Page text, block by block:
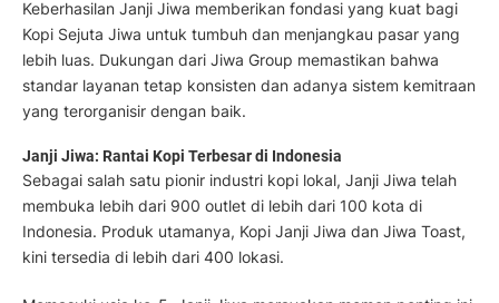
Keberhasilan Janji Jiwa memberikan fondasi yang kuat bagi
Kopi Sejuta Jiwa untuk tumbuh dan menjangkau pasar yang
lebih luas. Dukungan dari Jiwa Group memastikan bahwa
standar layanan tetap konsisten dan adanya sistem kemitraan
yang terorganisir dengan baik.
Janji Jiwa: Rantai Kopi Terbesar di Indonesia
Sebagai salah satu pionir industri kopi lokal, Janji Jiwa telah
membuka lebih dari 900 outlet di lebih dari 100 kota di
Indonesia. Produk utamanya, Kopi Janji Jiwa dan Jiwa Toast,
kini tersedia di lebih dari 400 lokasi.